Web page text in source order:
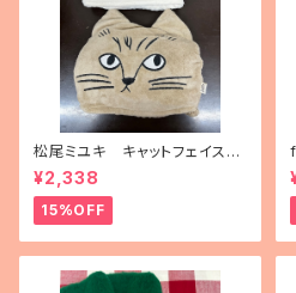
松尾ミユキ キャットフェイスブ
ランケット
¥2,338
15%OFF